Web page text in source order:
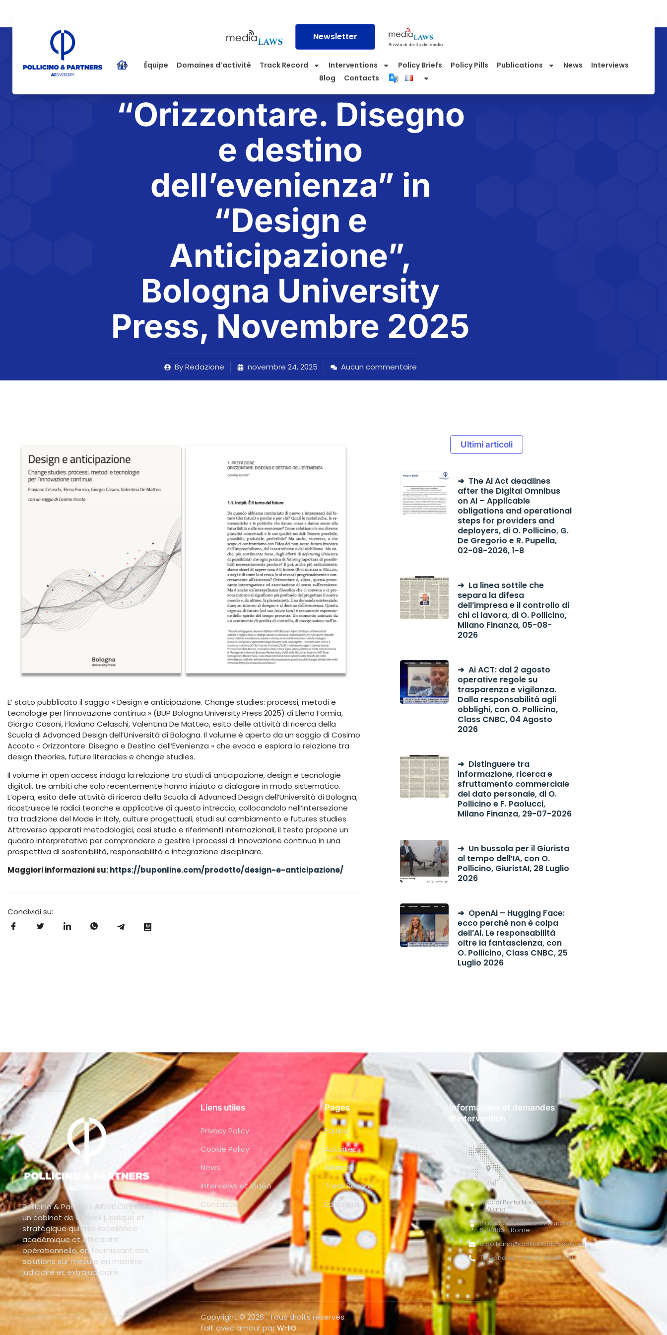
Newsletter
Home Équipe Domaines d’activité Track Record Interventions Policy Briefs Policy Pills Publications News
Interviews
Blog
Contacts
“Orizzontare. Disegno
e destino
dell’evenienza” in
“Design e
Anticipazione”,
Bologna University
Press, Novembre 2025
ByRedazione novembre 24, 2025 Aucun commentaire
E’ stato pubblicato il saggio « Design e anticipazione. Change studies: processi, metodi e
tecnologie per l’innovazione continua » (BUP Bologna University Press 2025) di Elena Formia,
Giorgio Casoni, Flaviano Celaschi, Valentina De Matteo, esito delle attività di ricerca della
Scuola di Advanced Design dell’Università di Bologna. Il volume è aperto da un saggio di Cosimo
Accoto « Orizzontare. Disegno e Destino dell’Evenienza » che evoca e esplora la relazione tra
design theories, future literacies e change studies.
Il volume in open access indaga la relazione tra studi di anticipazione, design e tecnologie
digitali, tre ambiti che solo recentemente hanno iniziato a dialogare in modo sistematico.
L’opera, esito delle attività di ricerca della Scuola di Advanced Design dell’Università di Bologna,
ricostruisce le radici teoriche e applicative di questo intreccio, collocandolo nell’intersezione
tra tradizione del Made in Italy, culture progettuali, studi sul cambiamento e futures studies.
Attraverso apparati metodologici, casi studio e riferimenti internazionali, il testo propone un
quadro interpretativo per comprendere e gestire i processi di innovazione continua in una
prospettiva di sostenibilità, responsabilità e integrazione disciplinare.
Maggiori informazioni su:https://buponline.com/prodotto/design-e-anticipazione/
Condividi su:
Ultimi articoli
The AI Act deadlines
after the Digital Omnibus
on AI – Applicable
obligations and operational
steps for providers and
deployers, di O. Pollicino, G.
De Gregorio e R. Pupella,
02-08-2026, 1-8
La linea sottile che
separa la difesa
dell’impresa e il controllo di
chi ci lavora, di O. Pollicino,
Milano Finanza, 05-08-
2026
Ai ACT: dal 2 agosto
operative regole su
trasparenza e vigilanza.
Dalla responsabilità agli
obblighi, con O. Pollicino,
Class CNBC, 04 Agosto
2026
Distinguere tra
informazione, ricerca e
sfruttamento commerciale
del dato personale, di O.
Pollicino e F. Paolucci,
Milano Finanza, 29-07-2026
Un bussola per il Giurista
al tempo dell’IA, con O.
Pollicino, GiuristAI, 28 Luglio
2026
OpenAi – Hugging Face:
ecco perché non è colpa
dell’Ai. Le responsabilità
oltre la fantascienza, con
O. Pollicino, Class CNBC, 25
Luglio 2026
Pollicino & Partners AIDVISORY est
un cabinet de conseil juridique et
stratégique qui allie excellence
académique et efficacité
opérationnelle, en fournissant des
solutions sur mesure en matière
judiciaire et extrajudiciaire.
Liens utiles
Privacy Policy
Cookie Policy
News
Interviews et Vidéo
Contacts
Pages
Équipe
Activités
Awards
Track Record
Éditoriaux
Informations et demandes
d’intervention
C.so di Porta Nuova 15, 20121
- Milano
Piazza di S. Lorenzo in Lucina,
6, 00186 - Rome
o.pollicino@pollicinoaidvisory.eu
Téléphone: + 39 02 76388700
Copyright © 2026 . Tous droits réservés.
Fait avec amour parWHIG